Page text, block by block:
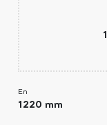
En
1220 mm